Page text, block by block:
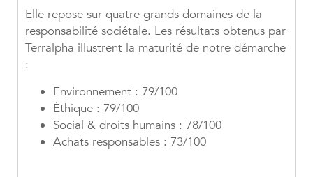
Elle repose sur quatre grands domaines de la
responsabilité sociétale. Les résultats obtenus par
Terralpha illustrent la maturité de notre démarche
:
Environnement : 79/100
Éthique : 79/100
Social & droits humains : 78/100
Achats responsables : 73/100